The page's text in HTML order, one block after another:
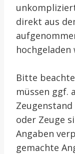
direkt aus
hochgeladen
Bitte
müssen ggf.
oder Zeuge
Angaben
gemachte